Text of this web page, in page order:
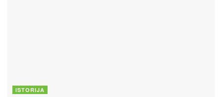
ISTORIJA